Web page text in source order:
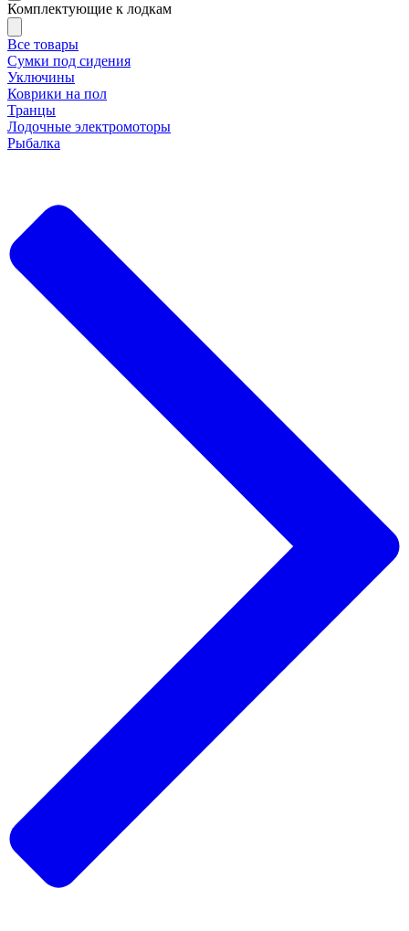
Комплектующие к лодкам
Все товары
Сумки под сидения
Уключины
Коврики на пол
Транцы
Лодочные электромоторы
Рыбалка